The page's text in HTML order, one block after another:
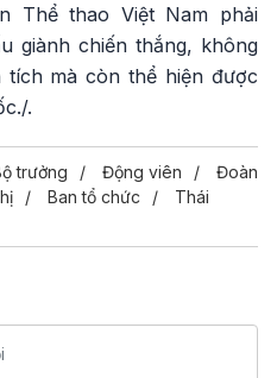
Thể thao Việt Nam phải
giành chiến thắng, không
mà còn thể hiện được
.
trưởng Động viên
Đoàn
Ban tổ chức
Thái